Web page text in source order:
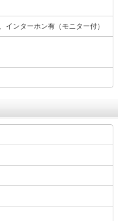
インターホン有（モニター付）